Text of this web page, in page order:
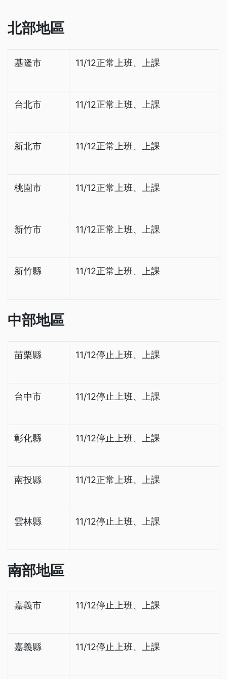
北部地區
基隆市 11/12正常上班、上課
台北市 11/12正常上班、上課
新北市 11/12正常上班、上課
桃園市 11/12正常上班、上課
新竹市 11/12正常上班、上課
新竹縣 11/12正常上班、上課
中部地區
苗栗縣 11/12停止上班、上課
台中市 11/12停止上班、上課
彰化縣 11/12停止上班、上課
南投縣 11/12正常上班、上課
雲林縣 11/12停止上班、上課
南部地區
嘉義市 11/12停止上班、上課
嘉義縣 11/12停止上班、上課